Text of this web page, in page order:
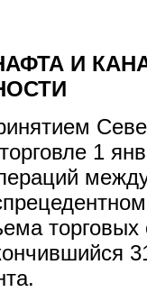
И
1
торговых